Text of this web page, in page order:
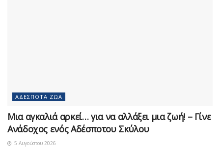
ΑΔΈΣΠΟΤΑ ΖΏΑ
Μια αγκαλιά αρκεί… για να αλλάξει μια ζωή! – Γίνε
Ανάδοχος ενός Αδέσποτου Σκύλου
5 Αυγούστου 2026